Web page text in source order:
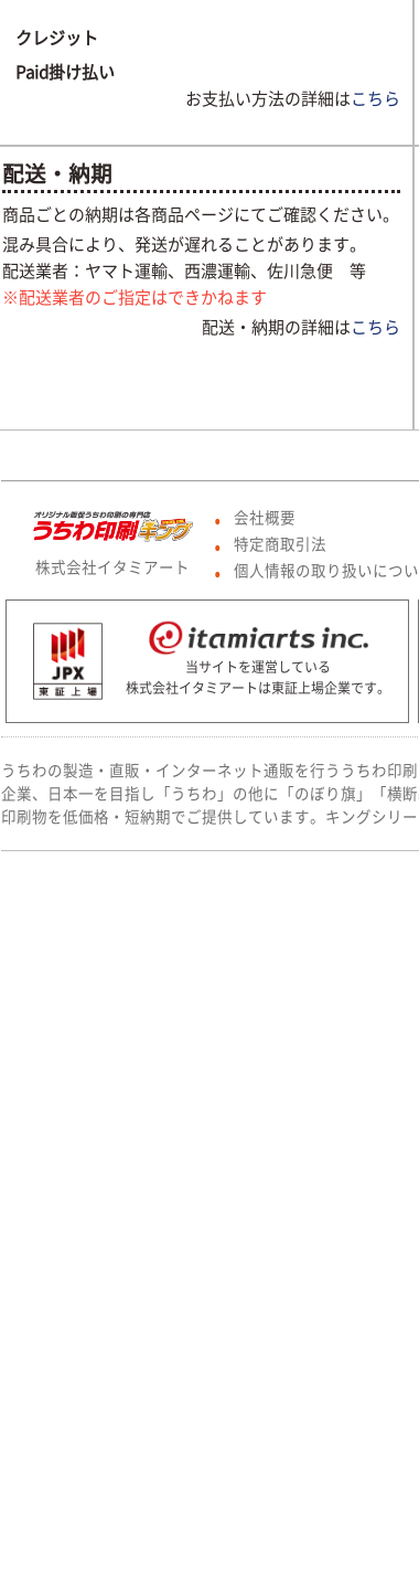
クレジット
Paid掛け払い
お支払い方法の詳細はこちら
配送・納期
商品ごとの納期は各商品ページにてご確認ください。
混み具合により、発送が遅れることがあります。
配送業者：ヤマト運輸、西濃運輸、佐川急便 等
※配送業者のご指定はできかねます
配送・納期の詳細はこちら
株式会社イタミアート
● 会社概要
● 特定商取引法
● 個人情報の取り扱いにつ
当サイトを運営している
株式会社イタミアートは東証上場企業です。
うちわの製造・直販・インターネット通販を行ううちわ印
企業、日本一を目指し「うちわ」の他に「のぼり旗」「横
印刷物を低価格・短納期でご提供しています。キングシリ